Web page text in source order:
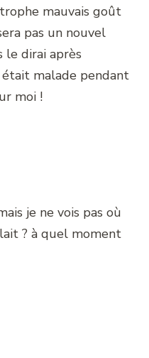
mauvais goût
pas un nouvel
le dirai après
était malade pendant
moi !
je ne vois pas où
? à quel moment